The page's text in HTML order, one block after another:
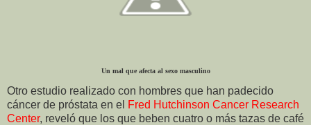
Un mal que afecta al sexo masculino
Otro estudio realizado con hombres que han padecido
cáncer de próstata en el Fred Hutchinson Cancer Research
Center, reveló que los que beben cuatro o más tazas de café